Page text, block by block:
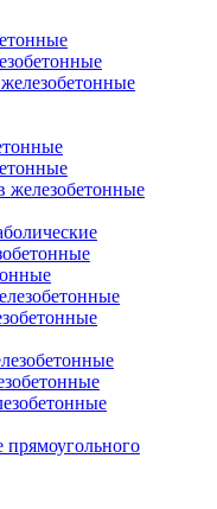
железобетонные